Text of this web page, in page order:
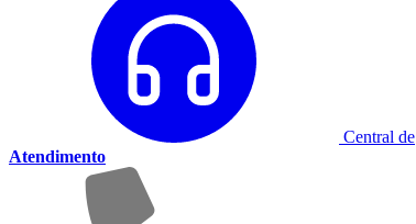
Central de
Atendimento